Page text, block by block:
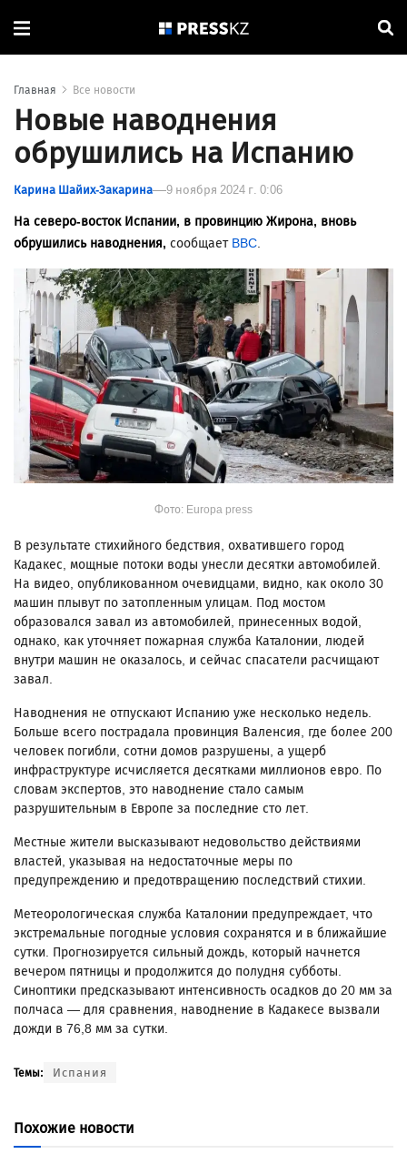
Главная Все новости
Новые наводнения
обрушились на Испанию
Карина Шайих-Закарина 9 ноября 2024 г. 0:06
На северо-восток Испании, в провинцию Жирона, вновь
обрушились наводнения, сообщает BBC.
Фото: Europa press
В результате стихийного бедствия, охватившего город
Кадакес, мощные потоки воды унесли десятки автомобилей.
На видео, опубликованном очевидцами, видно, как около 30
машин плывут по затопленным улицам. Под мостом
образовался завал из автомобилей, принесенных водой,
однако, как уточняет пожарная служба Каталонии, людей
внутри машин не оказалось, и сейчас спасатели расчищают
завал.
Наводнения не отпускают Испанию уже несколько недель.
Больше всего пострадала провинция Валенсия, где более 200
человек погибли, сотни домов разрушены, а ущерб
инфраструктуре исчисляется десятками миллионов евро. По
словам экспертов, это наводнение стало самым
разрушительным в Европе за последние сто лет.
Местные жители высказывают недовольство действиями
властей, указывая на недостаточные меры по
предупреждению и предотвращению последствий стихии.
Метеорологическая служба Каталонии предупреждает, что
экстремальные погодные условия сохранятся и в ближайшие
сутки. Прогнозируется сильный дождь, который начнется
вечером пятницы и продолжится до полудня субботы.
Синоптики предсказывают интенсивность осадков до 20 мм за
полчаса — для сравнения, наводнение в Кадакесе вызвали
дожди в 76,8 мм за сутки.
Темы: Испания
Похожие новости